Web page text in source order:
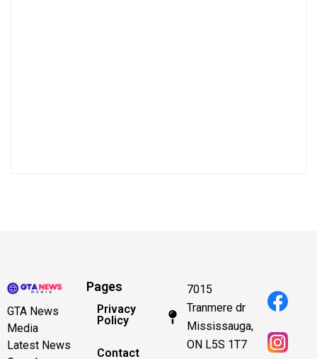
GTA News
Media
Latest News
Pages
Privacy
Policy
Contact
7015
Tranmere dr
Mississauga,
ON L5S 1T7